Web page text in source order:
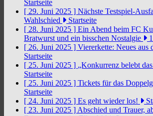
Startseite
[ 29. Juni 2025 ] Nächste Testspiel-
Wahlschied
Startseite
[ 28. Juni 2025 ] Ein Abend beim FC
Bratwurst und ein bisschen Nostalgie
[ 26. Juni 2025 ] Viererkette: Neues aus
Startseite
[ 25. Juni 2025 ] „Konkurrenz belebt
Startseite
[ 25. Juni 2025 ] Tickets für das
Startseite
[ 24. Juni 2025 ] Es geht wieder los!
[ 23. Juni 2025 ] Abschied und Trauer,